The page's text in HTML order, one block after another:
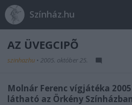
Színház.hu
AZ ÜVEGCIPÕ
szinhazhu • 2005. október 25.
Molnár Ferenc vígjátéka
látható az Örkény